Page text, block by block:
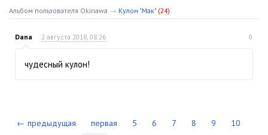
Альбом пользователя Okinawa → Кулон "Мак" (24)
Dana 2 августа 2018, 08:26 0
чудесный кулон!
← предыдущая первая 5 6 7 8 9
10